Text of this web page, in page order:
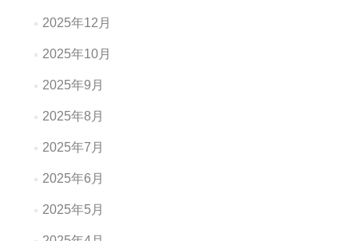
2025年12月
2025年10月
2025年9月
2025年8月
2025年7月
2025年6月
2025年5月